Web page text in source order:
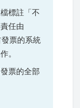
標註「不
任由
票的系統
。
票的全部